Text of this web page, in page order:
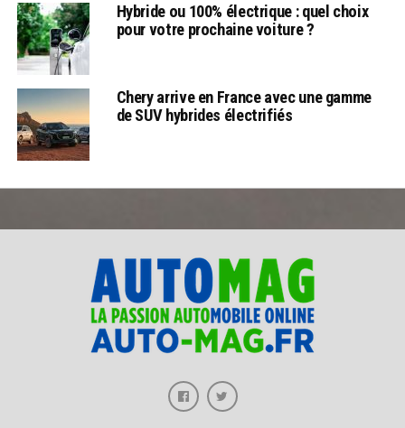
Hybride ou 100% électrique : quel choix
pour votre prochaine voiture ?
Chery arrive en France avec une gamme
de SUV hybrides électrifiés